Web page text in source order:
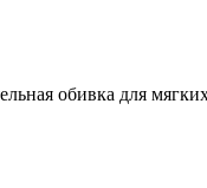
обивка для